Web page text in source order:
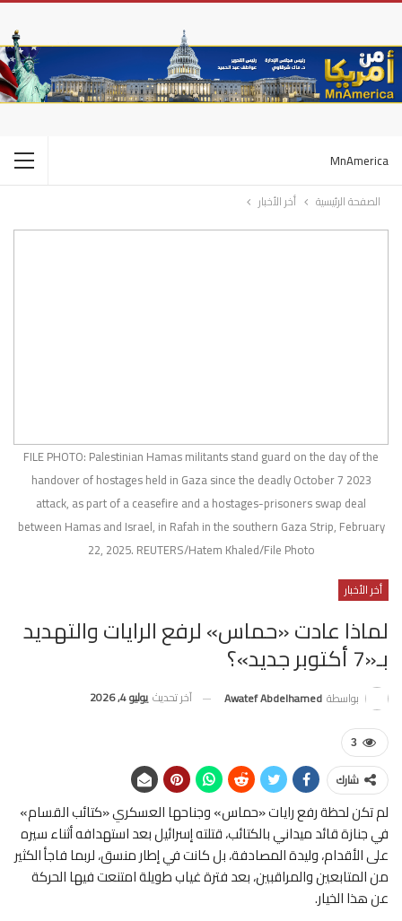
MnAmerica
الصفحة الرئيسية أخر الأخبار
FILE PHOTO: Palestinian Hamas militants stand guard on the day of the
handover of hostages held in Gaza since the deadly October 7 2023
attack, as part of a ceasefire and a hostages-prisoners swap deal
between Hamas and Israel, in Rafah in the southern Gaza Strip, February
22, 2025. REUTERS/Hatem Khaled/File Photo
أخر الأخبار
لماذا عادت «حماس» لرفع الرايات والتهديد
بـ«7 أكتوبر جديد»؟
بواسطة Awatef Abdelhamed آخر تحديث يوليو 4, 2026
3
شارك
لم تكن لحظة رفع رايات «حماس» وجناحها العسكري «كتائب القسام»
في جنازة قائد ميداني بالكتائب، قتلته إسرائيل بعد استهدافه أثناء سيره
على الأقدام، وليدة المصادفة، بل كانت في إطار منسق، لربما فاجأ الكثير
من المتابعين والمراقبين، بعد فترة غياب طويلة امتنعت فيها الحركة
عن هذا الخيار.